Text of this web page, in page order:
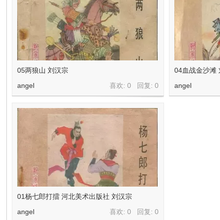
05两狼山 刘汉宗
喜欢: 0 回复:0
angel
04血战金沙滩
angel
01杨七郎打擂 河北美术出版社 刘汉宗
喜欢: 0 回复:0
angel